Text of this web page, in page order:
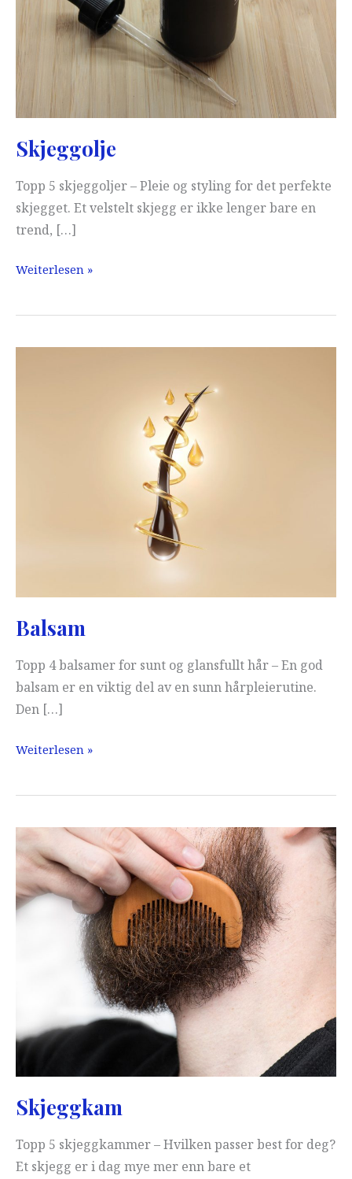
Skjeggolje
Topp 5 skjeggoljer – Pleie og styling for det perfekte
skjegget. Et velstelt skjegg er ikke lenger bare en
trend, […]
Skjeggolje
Weiterlesen »
Balsam
Topp 4 balsamer for sunt og glansfullt hår – En god
balsam er en viktig del av en sunn hårpleierutine.
Den […]
Balsam
Weiterlesen »
Skjeggkam
Topp 5 skjeggkammer – Hvilken passer best for deg?
Et skjegg er i dag mye mer enn bare et